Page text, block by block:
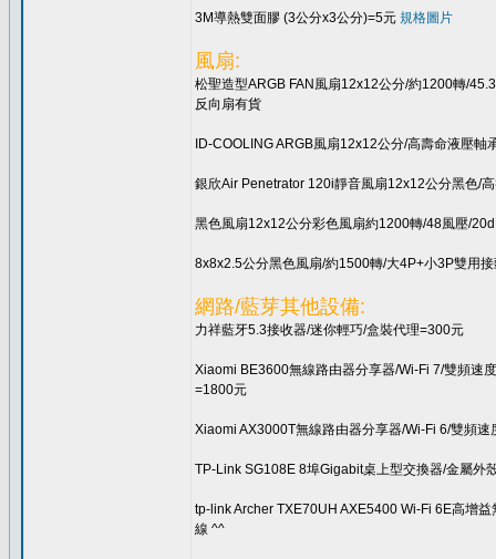
3M導熱雙面膠 (3公分x3公分)=5元 規格圖片
風扇:
松聖造型ARGB FAN風扇12x12公分/約1200轉/
反向扇有貨
ID-COOLING ARGB風扇12x12公分/高壽命液壓
銀欣Air Penetrator 120i靜音風扇12x12公分黑色/
黑色風扇12x12公分彩色風扇約1200轉/48風壓/
8x8x2.5公分黑色風扇/約1500轉/大4P+小3P雙用
網路/藍芽其他設備:
力祥藍牙5.3接收器/迷你輕巧/盒裝代理=300元
Xiaomi BE3600無線路由器分享器/Wi-Fi 7/雙頻速
=1800元
Xiaomi AX3000T無線路由器分享器/Wi-Fi 6/雙頻
TP-Link SG108E 8埠Gigabit桌上型交換器/金屬
tp-link Archer TXE70UH AXE5400 Wi-Fi 6E高增
線 ^^